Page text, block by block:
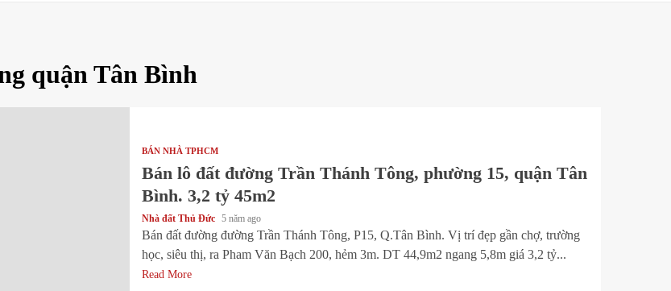
quận Tân Bình
BÁN NHÀ TPHCM
Bán lô đất đường Trần Thánh Tông, phường 15, quận Tân
Bình. 3,2 tỷ 45m2
Nhà đất Thủ Đức 5 năm ago
Bán đất đường đường Trần Thánh Tông, P15, Q.Tân Bình. Vị trí đẹp gần chợ, trường
học, siêu thị, ra Pham Văn Bạch 200, hẻm 3m. DT 44,9m2 ngang 5,8m giá 3,2 tỷ...
Read More